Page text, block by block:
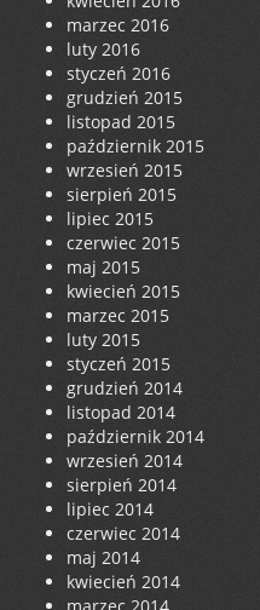
marzec 2016
luty 2016
styczeń 2016
grudzień 2015
listopad 2015
październik 2015
wrzesień 2015
sierpień 2015
lipiec 2015
czerwiec 2015
maj 2015
kwiecień 2015
marzec 2015
luty 2015
styczeń 2015
grudzień 2014
listopad 2014
październik 2014
wrzesień 2014
sierpień 2014
lipiec 2014
czerwiec 2014
maj 2014
kwiecień 2014